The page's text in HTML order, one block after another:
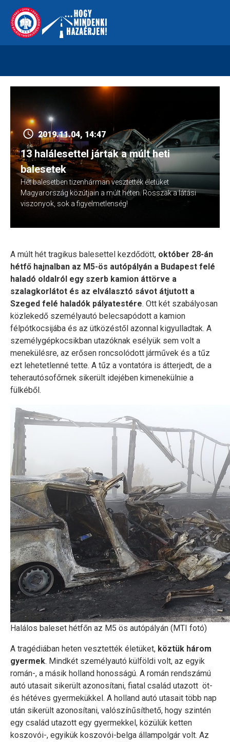
content
kreszvaltozas.hu
2019.11.04, 14:47
13 halálesettel jártak a múlt heti
balesetek
Hét balesetben tizenhárman vesztették életüket
Magyarország közútjain a múlt héten. Rosszak a látási
viszonyok, sok a figyelmetlenség!
A múlt hét tragikus balesettel kezdődött, október 28-án
hétfő hajnalban az M5-ös autópályán a Budapest felé
haladó oldalról egy szerb kamion áttörve a
szalagkorlátot és az elválasztó sávot átjutott a
Szeged felé haladók pályatestére. Ott két szabályosan
közlekedő személyautó belecsapódott a kamion
félpótkocsijába és az ütközéstől azonnal kigyulladtak. A
személygépkocsikban utazóknak esélyük sem volt a
menekülésre, az erősen roncsolódott járművek és a tűz
ezt lehetetlenné tette. A tűz a vontatóra is átterjedt, de a
teherautósofőrnek sikerült idejében kimenekülnie a
fülkéből.
Halálos baleset hétfőn az M5 ös autópályán (MTI fotó)
A tragédiában heten vesztették életüket, köztük három
gyermek. Mindkét személyautó külföldi volt, az egyik
román-, a másik holland honosságú. A román rendszámú
autó utasait sikerült azonosítani, fiatal család utazott öt-
és hétéves gyermekükkel. A holland autó utasait több nap
után sikerült azonosítani, valószínűsíthető, hogy szintén
egy család utazott egy gyermekkel, közülük ketten
koszovói-, egyikük koszovói-belga állampolgár volt. Az